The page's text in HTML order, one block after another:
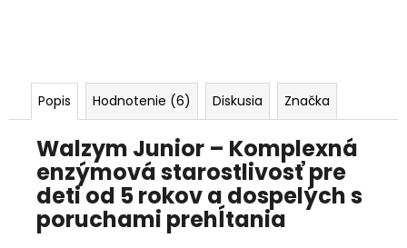
Popis Hodnotenie (6) Diskusia Značka
Walzym Junior – Komplexná
enzýmová starostlivosť pre
deti od 5 rokov a dospelých s
poruchami prehĺtania